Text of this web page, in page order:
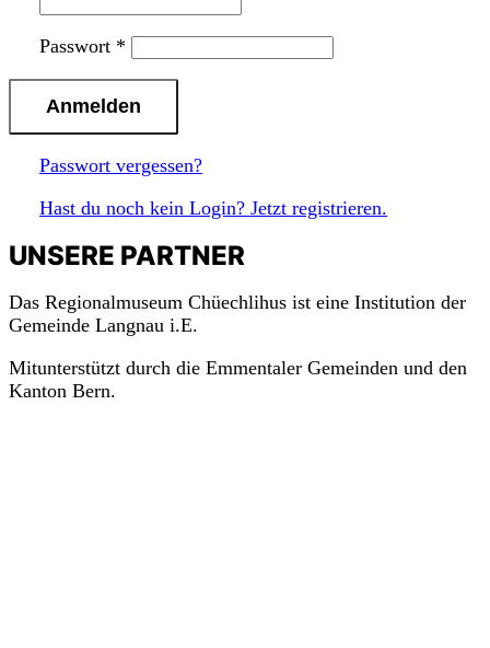
Passwort *
Passwort vergessen?
Hast du noch kein Login? Jetzt registrieren.
UNSERE PARTNER
Das Regionalmuseum Chüechlihus ist eine Institution der
Gemeinde Langnau i.E.
Mitunterstützt durch die Emmentaler Gemeinden und den
Kanton Bern.